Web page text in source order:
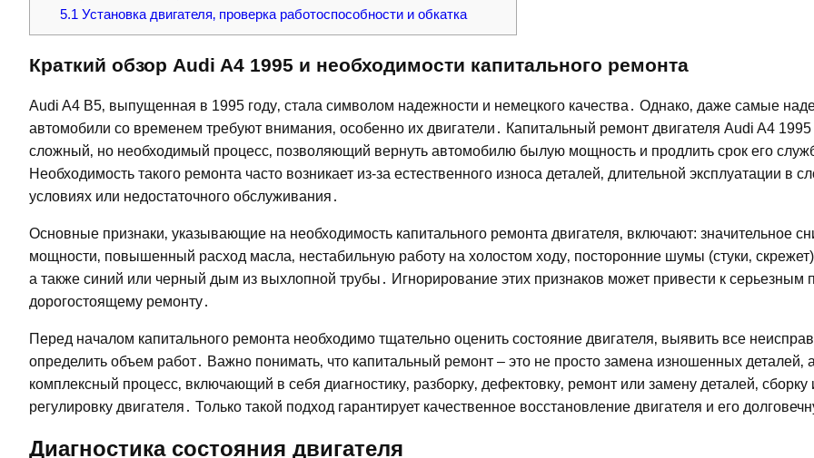
5.1 Установка двигателя‚ проверка работоспособности и обкатка
Краткий обзор Audi A4 1995 и необходимости капитального ремонта
Audi A4 B5‚ выпущенная в 1995 году‚ стала символом надежности и немецкого качества․ Однако‚ даже самые
автомобили со временем требуют внимания‚ особенно их двигатели․ Капитальный ремонт двигателя Audi A4 1995
сложный‚ но необходимый процесс‚ позволяющий вернуть автомобилю былую мощность и продлить срок его
Необходимость такого ремонта часто возникает из-за естественного износа деталей‚ длительной эксплуатации в
условиях или недостаточного обслуживания․
Основные признаки‚ указывающие на необходимость капитального ремонта двигателя‚ включают: значительное
мощности‚ повышенный расход масла‚ нестабильную работу на холостом ходу‚ посторонние шумы (стуки‚ скрежет)
а также синий или черный дым из выхлопной трубы․ Игнорирование этих признаков может привести к серьезным
дорогостоящему ремонту․
Перед началом капитального ремонта необходимо тщательно оценить состояние двигателя‚ выявить все
определить объем работ․ Важно понимать‚ что капитальный ремонт – это не просто замена изношенных деталей‚ а
комплексный процесс‚ включающий в себя диагностику‚ разборку‚ дефектовку‚ ремонт или замену деталей‚ сборку
регулировку двигателя․ Только такой подход гарантирует качественное восстановление двигателя и его
Диагностика состояния двигателя